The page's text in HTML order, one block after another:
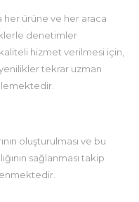
her ürüne ve her araca
denetimler
hizmet verilmesi için,
tekrar uzman
oluşturulması ve bu
sağlanması takip